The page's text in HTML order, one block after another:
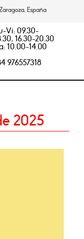
España
Vi: 09.30-
16.30-20.30
10.00-14.00
976557318
2025